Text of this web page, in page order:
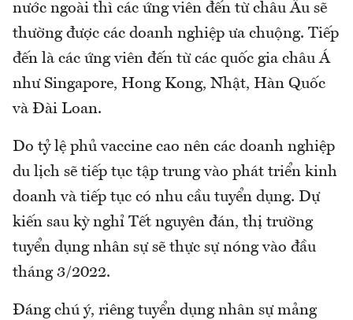
nước ngoài thì các ứng viên đến từ châu Âu sẽ
thường được các doanh nghiệp ưa chuộng. Tiếp
đến là các ứng viên đến từ các quốc gia châu Á
như Singapore, Hong Kong, Nhật, Hàn Quốc
và Đài Loan.
Do tỷ lệ phủ vaccine cao nên các doanh nghiệp
du lịch sẽ tiếp tục tập trung vào phát triển kinh
doanh và tiếp tục có nhu cầu tuyển dụng. Dự
kiến sau kỳ nghỉ Tết nguyên đán, thị trường
tuyển dụng nhân sự sẽ thực sự nóng vào đầu
tháng 3/2022.
Đáng chú ý, riêng tuyển dụng nhân sự mảng